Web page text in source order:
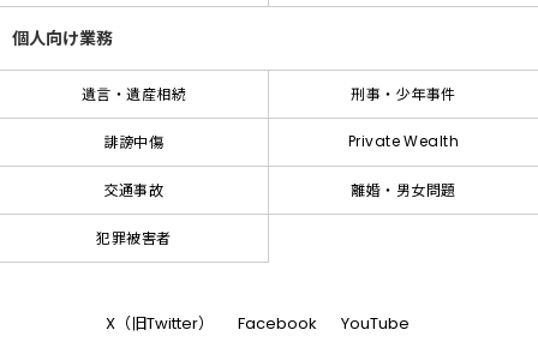
個人向け業務
遺言・遺産相続 刑事・少年事件
誹謗中傷 Private Wealth
交通事故 離婚・男女問題
犯罪被害者
X（旧Twitter） Facebook YouTube